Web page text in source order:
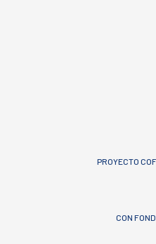
PROYECTO
CON